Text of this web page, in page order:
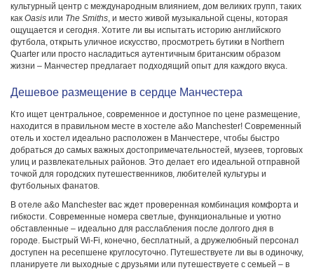
культурный центр с международным влиянием, дом великих групп, таких
как Oasis или The Smiths, и место живой музыкальной сцены, которая
ощущается и сегодня. Хотите ли вы испытать историю английского
футбола, открыть уличное искусство, просмотреть бутики в Northern
Quarter или просто насладиться аутентичным британским образом
жизни – Манчестер предлагает подходящий опыт для каждого вкуса.
Дешевое размещение в сердце Манчестера
Кто ищет центральное, современное и доступное по цене размещение,
находится в правильном месте в хостеле a&o Manchester! Современный
отель и хостел идеально расположен в Манчестере, чтобы быстро
добраться до самых важных достопримечательностей, музеев, торговых
улиц и развлекательных районов. Это делает его идеальной отправной
точкой для городских путешественников, любителей культуры и
футбольных фанатов.
В отеле a&o Manchester вас ждет проверенная комбинация комфорта и
гибкости. Современные номера светлые, функциональные и уютно
обставленные – идеально для расслабления после долгого дня в
городе. Быстрый Wi-Fi, конечно, бесплатный, а дружелюбный персонал
доступен на ресепшене круглосуточно. Путешествуете ли вы в одиночку,
планируете ли выходные с друзьями или путешествуете с семьей – в